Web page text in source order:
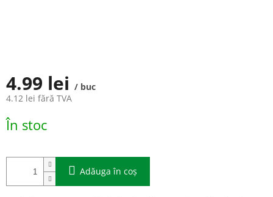
4.99 lei / buc
4.12 lei fără TVA
Evaluare
preţ:
În stoc
Adăuga în coş